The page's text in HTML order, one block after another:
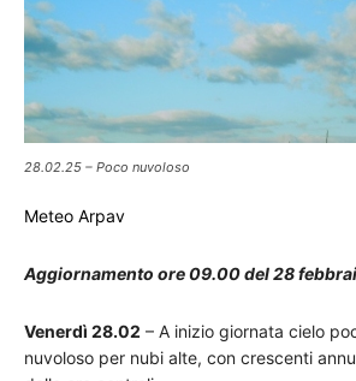
28.02.25 – Poco nuvoloso
Meteo Arpav
Aggiornamento ore 09.00 del 28
Venerdì 28.02 – A inizio giornata cielo
nuvoloso per nubi alte, con crescenti